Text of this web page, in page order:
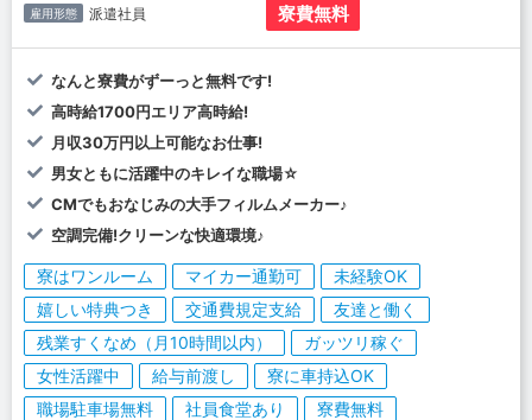
雇用形態 派遣社員 寮費無料
なんと寮費がずーっと無料です!
高時給1700円エリア高時給!
月収30万円以上可能なお仕事!
男女ともに活躍中のキレイな職場☆
CMでもおなじみの大手フィルムメーカー♪
空調完備!クリーンな快適環境♪
寮はワンルーム マイカー通勤可
未経験OK
嬉しい特典つき
交通費規定支給
友達と働く
残業すくなめ（月10時間以内）
ガッツリ稼ぐ
女性活躍中
給与前渡し
寮に車持込OK
職場駐車場無料
社員食堂あり 寮費無料